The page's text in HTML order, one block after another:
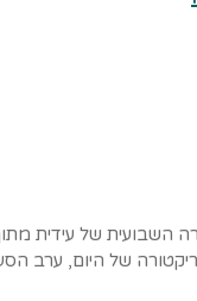
של עידית מתוך:
של היום, ערב